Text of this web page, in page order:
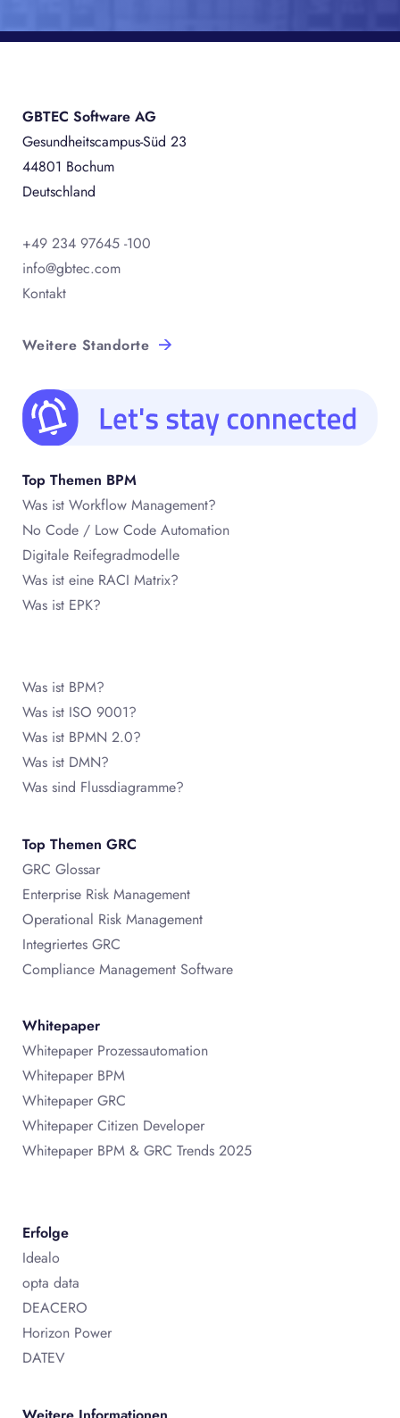
GBTEC Software AG
Gesundheitscampus-Süd 23
44801 Bochum
Deutschland
+49 234 97645 -100
info@gbtec.com
Kontakt
Weitere Standorte
Top Themen BPM
Was ist Workflow Management?
No Code / Low Code Automation
Digitale Reifegradmodelle
Was ist eine RACI Matrix?
Was ist EPK?
Was ist BPM?
Was ist ISO 9001?
Was ist BPMN 2.0?
Was ist DMN?
Was sind Flussdiagramme?
Top Themen GRC
GRC Glossar
Enterprise Risk Management
Operational Risk Management
Integriertes GRC
Compliance Management Software
Whitepaper
Whitepaper Prozessautomation
Whitepaper BPM
Whitepaper GRC
Whitepaper Citizen Developer
Whitepaper BPM & GRC Trends 2025
Erfolge
Idealo
opta data
DEACERO
Horizon Power
DATEV